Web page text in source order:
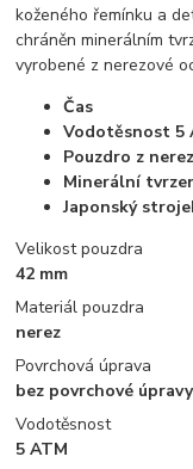
koženého řemínku a
chráněn minerálním
vyrobené z nerezové
Čas
Vodotěsnost 5
Pouzdro z
Minerální
Japonský
Velikost pouzdra
42 mm
Materiál pouzdra
nerez
Povrchová úprava
bez povrchové úpravy
Vodotěsnost
5 ATM